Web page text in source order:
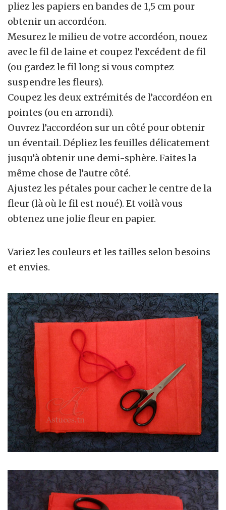
pliez les papiers en bandes de 1,5 cm pour
obtenir un accordéon.
Mesurez le milieu de votre accordéon, nouez
avec le fil de laine et coupez l’excédent de fil
(ou gardez le fil long si vous comptez
suspendre les fleurs).
Coupez les deux extrémités de l’accordéon en
pointes (ou en arrondi).
Ouvrez l’accordéon sur un côté pour obtenir
un éventail. Dépliez les feuilles délicatement
jusqu’à obtenir une demi-sphère. Faites la
même chose de l’autre côté.
Ajustez les pétales pour cacher le centre de la
fleur (là où le fil est noué). Et voilà vous
obtenez une jolie fleur en papier.
Variez les couleurs et les tailles selon besoins
et envies.